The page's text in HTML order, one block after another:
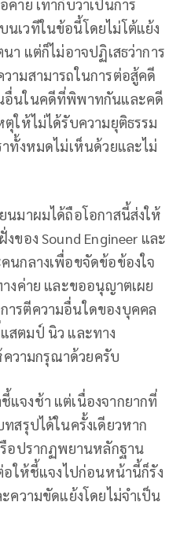
าย เท่ากับว่าเป็นการ
เวทีในข้อนี้โดยไม่โต้แย้ง
า แต่ก็ไม่อาจปฏิเสธว่าการ
ามสามารถในการต่อสู้คดี
อื่นในคดีที่พิพาทกันและคดี
ให้ไม่ได้รับความยุติธรรม
ทั้งหมดไม่เห็นด้วยและไม่
นมาผมได้ถือโอกาสนี้ส่งให้
ของ Sound Engineer และ
นกลางเพื่อขจัดข้อข้องใจ
งค่าย และขออนุญาตเผย
รตีความอื่นใดของบุคคล
ตมป์ นิว และทาง
ความกรุณาด้วยครับ
จงช้า แต่เนื่องจากยากที่
สรุปได้ในครั้งเดียวหาก
อปรากฏพยานหลักฐาน
อให้ชี้แจงไปก่อนหน้านี้ก็รัง
ความขัดแย้งโดยไม่จำเป็น